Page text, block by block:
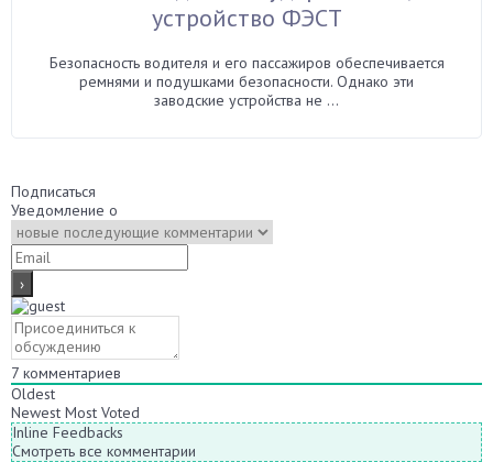
устройство ФЭСТ
Безопасность водителя и его пассажиров обеспечивается
ремнями и подушками безопасности. Однако эти
заводские устройства не ...
Подписаться
Уведомление о
7 комментариев
Oldest
Newest Most Voted
Inline Feedbacks
Смотреть все комментарии